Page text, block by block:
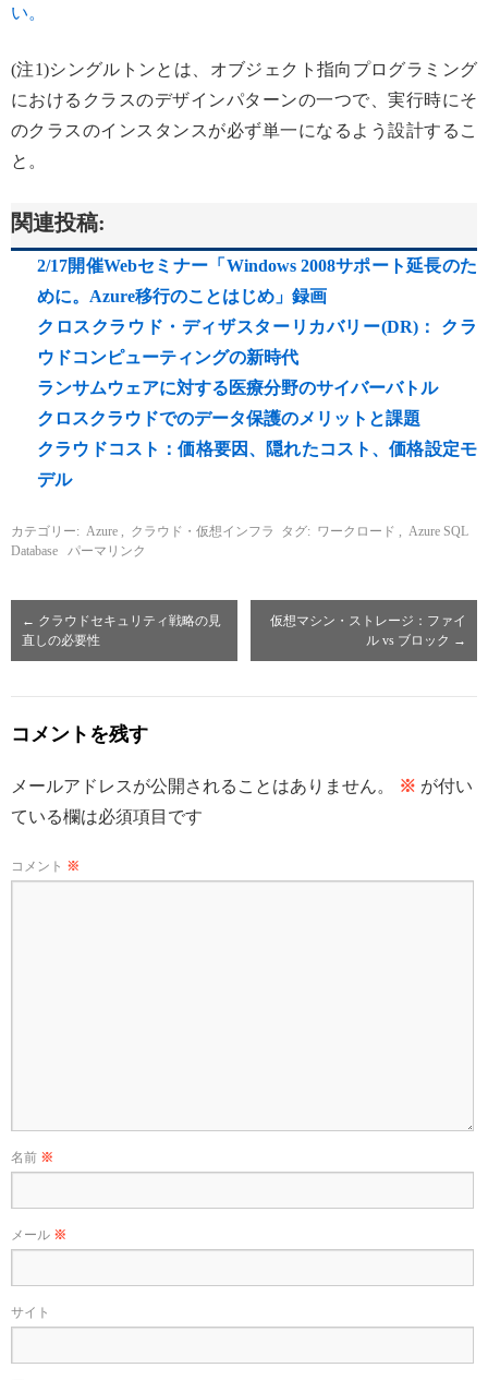
い。
(注1)シングルトンとは、オブジェクト指向プログラミング
におけるクラスのデザインパターンの一つで、実行時にそ
のクラスのインスタンスが必ず単一になるよう設計するこ
と。
関連投稿:
2/17開催Webセミナー「Windows 2008サポート延長のた
めに。Azure移行のことはじめ」録画
クロスクラウド・ディザスターリカバリー(DR)： クラ
ウドコンピューティングの新時代
ランサムウェアに対する医療分野のサイバーバトル
クロスクラウドでのデータ保護のメリットと課題
クラウドコスト：価格要因、隠れたコスト、価格設定モ
デル
カテゴリー: Azure クラウド・仮想インフラ タグ: ワークロード
Azure SQL
Database
パーマリンク
← クラウドセキュリティ戦略の見
直しの必要性
仮想マシン・ストレージ：ファイ
ル vs ブロック →
コメントを残す
メールアドレスが公開されることはありません。 ※ が付い
ている欄は必須項目です
コメント ※
名前 ※
メール ※
サイト